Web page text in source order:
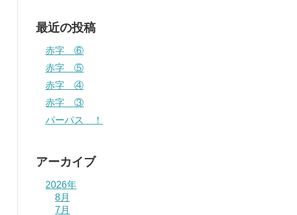
最近の投稿
赤字 ⑥
赤字 ⑤
赤字 ④
赤字 ③
パーパス ！
アーカイブ
2026年
8月
7月